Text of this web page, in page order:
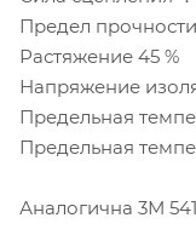
Предел
Растяжение 45 %
Напряжение
Предельная
Предельная
Аналогична 3М